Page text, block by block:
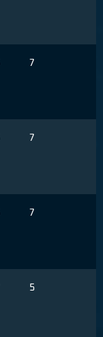
7
7
7
5